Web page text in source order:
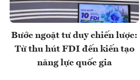
Bước ngoặt tư duy chiến lược:
Từ thu hút FDI đến kiến tạo
năng lực quốc gia